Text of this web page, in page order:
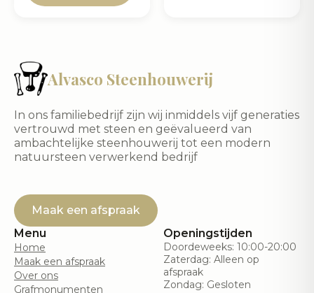
Alvasco Steenhouwerij
In ons familiebedrijf zijn wij inmiddels vijf generaties
vertrouwd met steen en geëvalueerd van
ambachtelijke steenhouwerij tot een modern
natuursteen verwerkend bedrijf
Maak een afspraak
Menu
Home
Maak een afspraak
Over ons
Grafmonumenten
Openingstijden
Doordeweeks: 10:00-20:00
Zaterdag: Alleen op
afspraak
Zondag: Gesloten